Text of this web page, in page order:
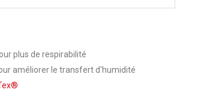
plus de respirabilité
améliorer le transfert d'humidité